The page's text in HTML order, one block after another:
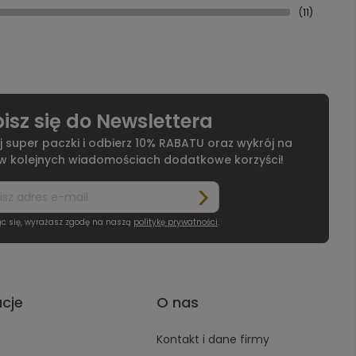
(11)
się do Newslettera
paczki i odbierz 10% RABATU oraz wykrój na
kolejnych wiadomościach dodatkowe korzyści!
się, wyrażasz zgodę na naszą politykę prywatności.
O nas
Kontakt i dane firmy